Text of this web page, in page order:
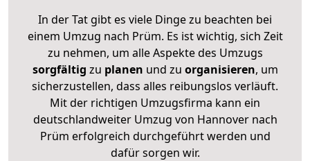
In der Tat gibt es viele Dinge zu beachten bei
einem Umzug nach Prüm. Es ist wichtig, sich Zeit
zu nehmen, um alle Aspekte des Umzugs
sorgfältig zu planen und zu organisieren, um
sicherzustellen, dass alles reibungslos verläuft.
Mit der richtigen Umzugsfirma kann ein
deutschlandweiter Umzug von Hannover nach
Prüm erfolgreich durchgeführt werden und
dafür sorgen wir.